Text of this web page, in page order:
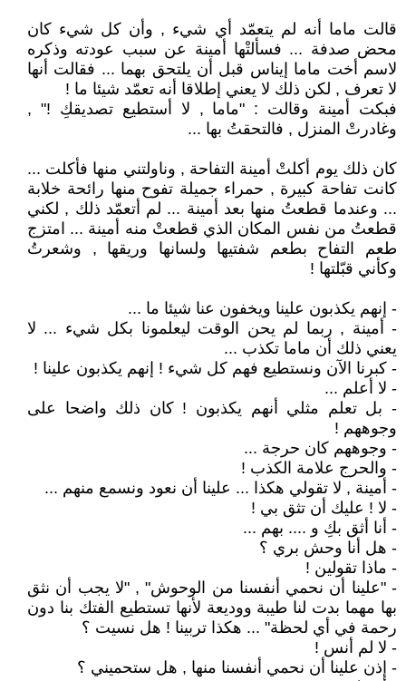
قالت ماما أنه لم يتعمّد أي شيء , وأن كل شيء كان
محض صدفة ... فسألتْها أمينة عن سبب عودته وذكره
لاسم أخت ماما إيناس قبل أن يلتحق بهما ... فقالت أنها
لا تعرف , لكن ذلك لا يعني إطلاقا أنه تعمّد شيئا ما !
فبكت أمينة وقالت : "ماما , لا أستطيع تصديقكِ !" ,
وغادرتْ المنزل , فالتحقتُ بها ...
كان ذلك يوم أكلتْ أمينة التفاحة , وناولتني منها فأكلت ...
كانت تفاحة كبيرة , حمراء جميلة تفوح منها رائحة خلابة
... وعندما قطعتُ منها بعد أمينة ... لم أتعمّد ذلك , لكني
قطعتُ من نفس المكان الذي قطعتْ منه أمينة ... امتزج
طعم التفاح بطعم شفتيها ولسانها وريقها , وشعرتُ
وكأني قبّلتها !
- إنهم يكذبون علينا ويخفون عنا شيئا ما ...
- أمينة , ربما لم يحن الوقت ليعلمونا بكل شيء ... لا
يعني ذلك أن ماما تكذب ...
- كبرنا الآن ونستطيع فهم كل شيء ! إنهم يكذبون علينا !
- لا أعلم ...
- بل تعلم مثلي أنهم يكذبون ! كان ذلك واضحا على
وجوههم !
- وجوههم كان حرجة ...
- والحرج علامة الكذب !
- أمينة , لا تقولي هكذا ... علينا أن نعود ونسمع منهم ...
- لا ! عليك أن تثق بي !
- أنا أثق بكِ و .... بهم ...
- هل أنا وحش بري ؟
- ماذا تقولين !
- "علينا أن نحمي أنفسنا من الوحوش" , "لا يجب أن نثق
بها مهما بدت لنا طيبة ووديعة لأنها تستطيع الفتك بنا دون
رحمة في أي لحظة" ... هكذا تربينا ! هل نسيت ؟
- لا لم أنس !
- إذن علينا أن نحمي أنفسنا منها , هل ستحميني ؟